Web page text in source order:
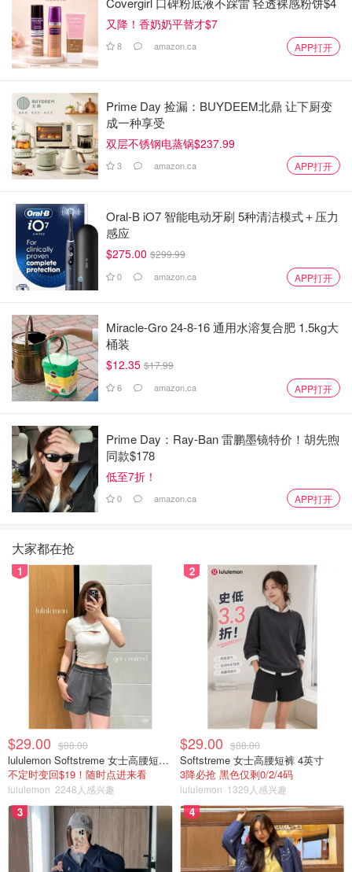
又降！香奶奶平替才$7
8 amazon.ca APP打开
Prime Day 捡漏：BUYDEEM北鼎 让下厨变
成一种享受
双层不锈钢电蒸锅$237.99
3 amazon.ca APP打开
Oral-B iO7 智能电动牙刷 5种清洁模式＋压力
感应
$275.00 $299.99
0 amazon.ca APP打开
Miracle-Gro 24-8-16 通用水溶复合肥 1.5kg大
桶装
$12.35 $17.99
6 amazon.ca APP打开
Prime Day：Ray-Ban 雷鹏墨镜特价！胡先煦
同款$178
低至7折！
0 amazon.ca APP打开
大家都在抢
1
$29.00 $88.00
lululemon Softstreme 女士高腰短裤 10cm
不定时变回$19！随时点进来看
lululemon 2248人感兴趣
2
$29.00 $88.00
Softstreme 女士高腰短裤 4英寸
3降必抢 黑色仅剩0/2/4码
lululemon 1329人感兴趣
3 4